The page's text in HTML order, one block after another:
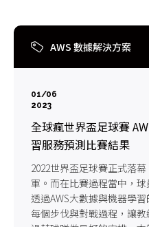
AWS 數據解決方案
01/06
2023
全球瘋世界盃足球賽
習服務預測比賽結果
2022世界盃足球賽正式落
軍。而在比賽過程當中，
透過AWS大數據與機器學
每個步伐與對戰過程，讓